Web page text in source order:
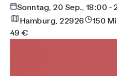
Sonntag, 20 Sep., 18:00 -
Hamburg, 22926
150
49 €